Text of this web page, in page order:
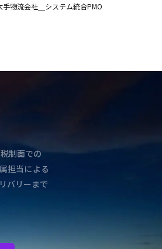
手物流会社＿システム統合PMO
制面での
担当による
バリーまで